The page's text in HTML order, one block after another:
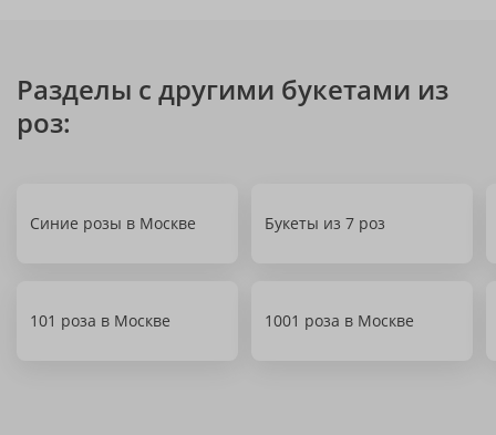
Разделы с другими букетами из
роз:
Синие розы в Москве Букеты из 7 роз
101 роза в Москве 1001 роза в Москве